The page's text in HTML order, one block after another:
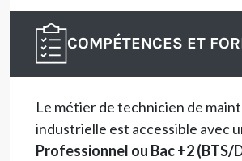
COMPÉTENCES ET
Le métier de technicien de
industrielle est accessible avec
Professionnel ou Bac +2 (BTS/